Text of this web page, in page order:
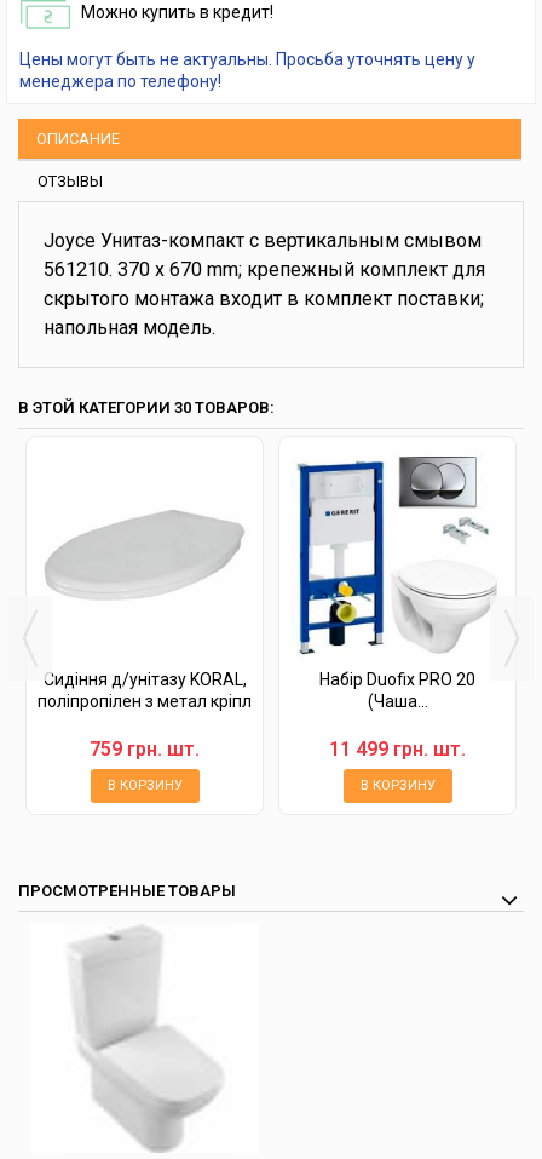
Можно купить в кредит!
Цены могут быть не актуальны. Просьба уточнять цену у
менеджера по телефону!
ОПИСАНИЕ
ОТЗЫВЫ
Joyce Унитаз-компакт с вертикальным смывом
561210. 370 x 670 mm; крепежный комплект для
скрытого монтажа входит в комплект поставки;
напольная модель.
В ЭТОЙ КАТЕГОРИИ 30 ТОВАРОВ:
Сидіння д/унітазу KORAL,
поліпропілен з метал кріпл
759 грн. шт.
В КОРЗИНУ
Набір Duofix PRO 20
(Чаша...
11 499 грн. шт.
В КОРЗИНУ
ПРОСМОТРЕННЫЕ ТОВАРЫ